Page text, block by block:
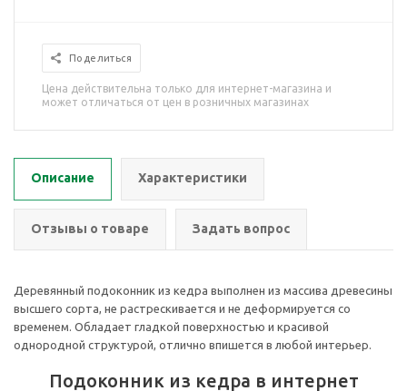
Поделиться
Цена действительна только для интернет-магазина и
может отличаться от цен в розничных магазинах
Описание Характеристики
Отзывы о товаре Задать вопрос
Деревянный подоконник из кедра выполнен из массива древесины
высшего сорта, не растрескивается и не деформируется со
временем. Обладает гладкой поверхностью и красивой
однородной структурой, отлично впишется в любой интерьер.
Подоконник из кедра в интернет